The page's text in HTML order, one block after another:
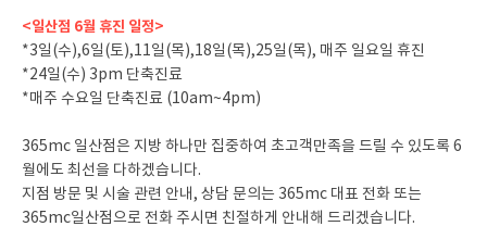
<일산점 6월 휴진 일정>
*3일(수),6일(토),11일(목),18일(목),25일(목), 매주 일요일 휴진
*24일(수) 3pm 단축진료
*매주 수요일 단축진료 (10am~4pm)
365mc 일산점은 지방 하나만 집중하여 초고객만족을 드릴 수 있도록 6
월에도 최선을 다하겠습니다.
지점 방문 및 시술 관련 안내, 상담 문의는 365mc 대표 전화 또는
365mc일산점으로 전화 주시면 친절하게 안내해 드리겠습니다.